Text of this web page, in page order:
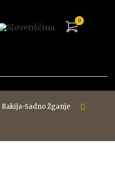
0
Rakija-Sadno Žganje